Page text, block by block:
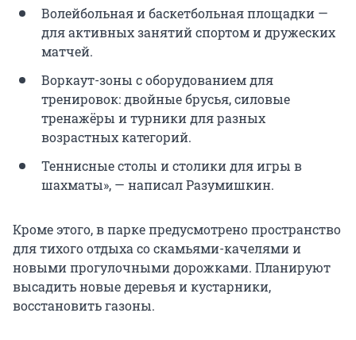
Волейбольная и баскетбольная площадки —
для активных занятий спортом и дружеских
матчей.
Воркаут-зоны с оборудованием для
тренировок: двойные брусья, силовые
тренажёры и турники для разных
возрастных категорий.
Теннисные столы и столики для игры в
шахматы», — написал Разумишкин.
Кроме этого, в парке предусмотрено пространство
для тихого отдыха со скамьями-качелями и
новыми прогулочными дорожками. Планируют
высадить новые деревья и кустарники,
восстановить газоны.